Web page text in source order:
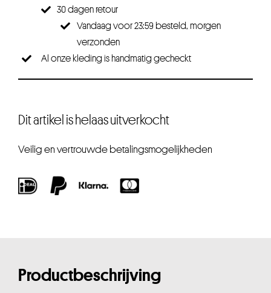
30 dagen retour
Vandaag voor 23:59 besteld, morgen
verzonden
Al onze kleding is handmatig gecheckt
Dit artikel is helaas uitverkocht
Veilig en vertrouwde betalingsmogelijkheden
Productbeschrijving